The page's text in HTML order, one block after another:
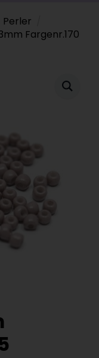
Perler
Fargenr.170